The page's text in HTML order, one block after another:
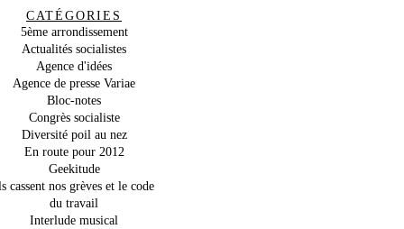
CATÉGORIES
5ème arrondissement
Actualités socialistes
Agence d'idées
Agence de presse Variae
Bloc-notes
Congrès socialiste
Diversité poil au nez
En route pour 2012
Geekitude
cassent nos grèves et le code
du travail
Interlude musical